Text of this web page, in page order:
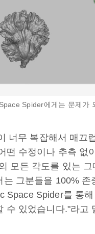
Spider에게는 문제가
너무 복잡해서 매끄
떤 수정이나 추측 없
모든 각도를 있는
는 그분들을 100% 존
Space Spider를 통해
수 있었습니다."라고